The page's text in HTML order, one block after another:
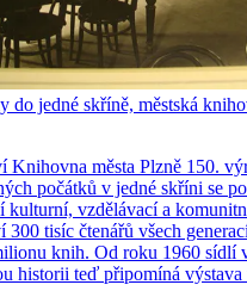
do jedné skříně, městská
Knihovna města Plzně 150.
počátků v jedné skříni se
kulturní, vzdělávací a
300 tisíc čtenářů všech
knih. Od roku 1960 sídlí
historii teď připomíná